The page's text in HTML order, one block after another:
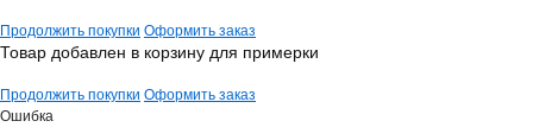
Продолжить покупки Оформить заказ
Товар добавлен в корзину для примерки
Продолжить покупки Оформить заказ
Ошибка